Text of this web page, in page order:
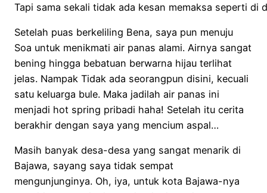
Tapi sama sekali tidak ada kesan memaksa seperti di
Setelah puas berkeliling Bena, saya pun menuju
Soa untuk menikmati air panas alami. Airnya sangat
bening hingga bebatuan berwarna hijau terlihat
jelas. Nampak Tidak ada seorangpun disini, kecuali
satu keluarga bule. Maka jadilah air panas ini
menjadi hot spring pribadi haha! Setelah itu cerita
berakhir dengan saya yang mencium aspal…
Masih banyak desa-desa yang sangat menarik di
Bajawa, sayang saya tidak sempat
mengunjunginya. Oh, iya, untuk kota Bajawa-nya